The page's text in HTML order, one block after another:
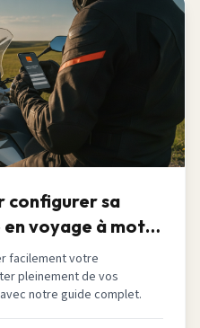
configurer sa
voyage à moto
facilement votre
pleinement de vos
notre guide complet.